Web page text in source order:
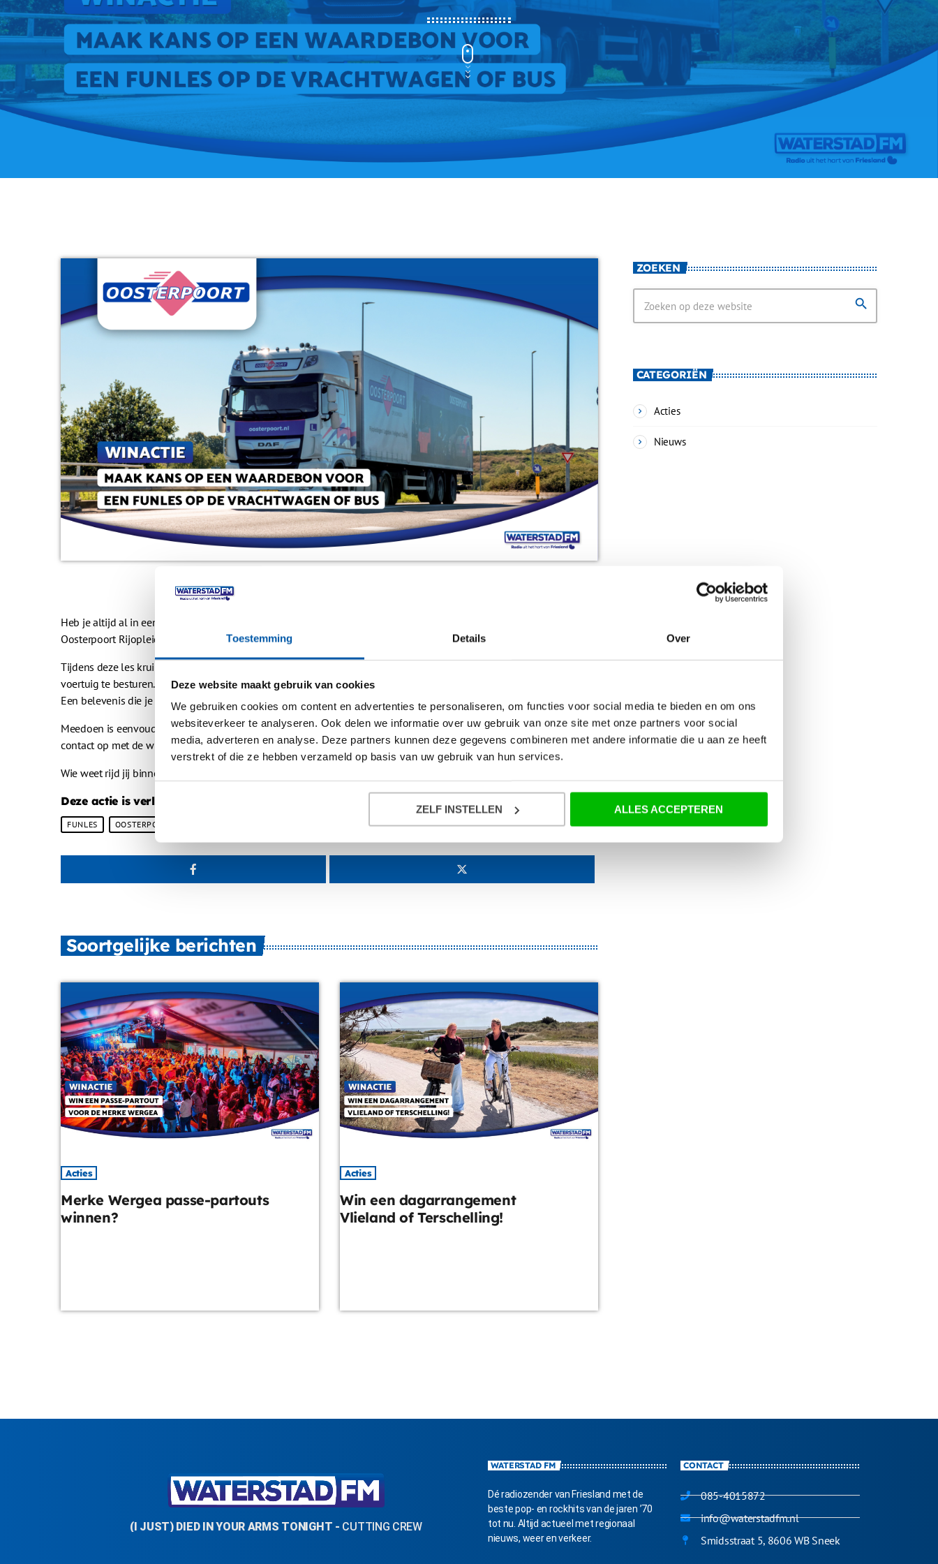
Toestemming Details Over
Deze website maakt gebruik van cookies
We gebruiken cookies om content en advertenties te personaliseren, om functies voor social media te bieden en om ons
websiteverkeer te analyseren. Ook delen we informatie over uw gebruik van onze site met onze partners voor social
media, adverteren en analyse. Deze partners kunnen deze gegevens combineren met andere informatie die u aan ze heeft
verstrekt of die ze hebben verzameld op basis van uw gebruik van hun services.
ZELF INSTELLEN ALLES ACCEPTEREN
Heb je altijd al in een vrachtwagen of bus willen rijden? Dan is dit je kans! Waterstad FM geeft samen met
Oosterpoort Rijopleidingen een funles weg.
Tijdens deze les kruip jij achter het stuur van een echte vrachtwagen of bus en ervaar je hoe het is om zo’n groot
voertuig te besturen. Onder begeleiding van een ervaren instructeur maak je kennis met het rijden in een truck of bus.
Een belevenis die je niet snel vergeet!
Meedoen is eenvoudig: laat je gegevens achter in het contactformulier hieronder. Na afloop van de actie nemen wij
contact op met de winnaar.
Wie weet rijd jij binnenkort in een vrachtwagen of bus bij Oosterpoort Rijopleidingen!
Deze actie is verlopen! Wij nemen per mail contact op met de winnaars.
FUNLES OOSTERPOORT
Soortgelijke berichten
Acties
Merke Wergea passe-partouts
winnen?
Acties
Win een dagarrangement
Vlieland of Terschelling!
ZOEKEN
search
CATEGORIËN
Acties
Nieuws
(I JUST) DIED IN YOUR ARMS TONIGHT - CUTTING CREW
WATERSTAD FM
Dé radiozender van Friesland met de
beste pop- en rockhits van de jaren ’70
tot nu. Altijd actueel met regionaal
nieuws, weer en verkeer.
CONTACT
085-4015872
info@waterstadfm.nl
Smidsstraat 5, 8606 WB Sneek